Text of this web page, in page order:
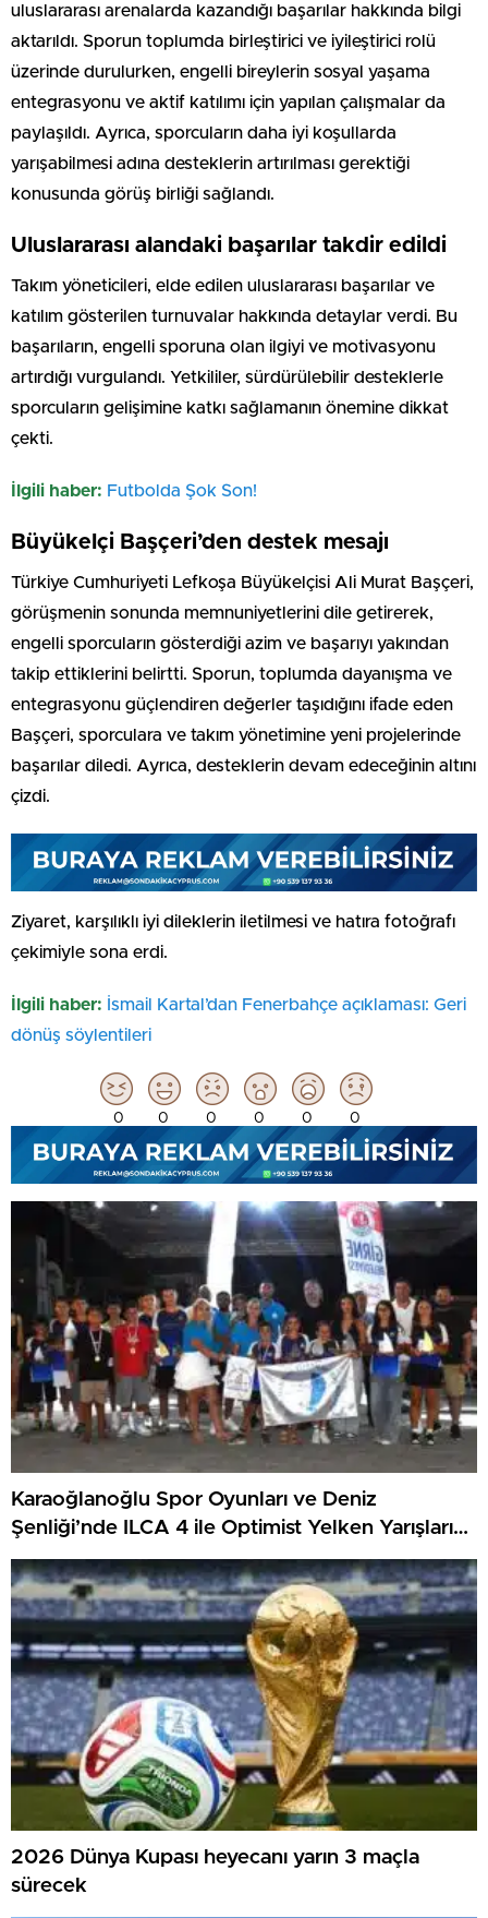
uluslararası arenalarda kazandığı başarılar hakkında bilgi
aktarıldı. Sporun toplumda birleştirici ve iyileştirici rolü
üzerinde durulurken, engelli bireylerin sosyal yaşama
entegrasyonu ve aktif katılımı için yapılan çalışmalar da
paylaşıldı. Ayrıca, sporcuların daha iyi koşullarda
yarışabilmesi adına desteklerin artırılması gerektiği
konusunda görüş birliği sağlandı.
Uluslararası alandaki başarılar takdir edildi
Takım yöneticileri, elde edilen uluslararası başarılar ve
katılım gösterilen turnuvalar hakkında detaylar verdi. Bu
başarıların, engelli sporuna olan ilgiyi ve motivasyonu
artırdığı vurgulandı. Yetkililer, sürdürülebilir desteklerle
sporcuların gelişimine katkı sağlamanın önemine dikkat
çekti.
İlgili haber: Futbolda Şok Son!
Büyükelçi Başçeri’den destek mesajı
Türkiye Cumhuriyeti Lefkoşa Büyükelçisi Ali Murat Başçeri,
görüşmenin sonunda memnuniyetlerini dile getirerek,
engelli sporcuların gösterdiği azim ve başarıyı yakından
takip ettiklerini belirtti. Sporun, toplumda dayanışma ve
entegrasyonu güçlendiren değerler taşıdığını ifade eden
Başçeri, sporculara ve takım yönetimine yeni projelerinde
başarılar diledi. Ayrıca, desteklerin devam edeceğinin altını
çizdi.
Ziyaret, karşılıklı iyi dileklerin iletilmesi ve hatıra fotoğrafı
çekimiyle sona erdi.
İlgili haber: İsmail Kartal’dan Fenerbahçe açıklaması: Geri
dönüş söylentileri
0 0 0 0 0 0
Karaoğlanoğlu Spor Oyunları ve Deniz
Şenliği’nde ILCA 4 ile Optimist Yelken Yarışları
Tamamlandı
2026 Dünya Kupası heyecanı yarın 3 maçla
sürecek